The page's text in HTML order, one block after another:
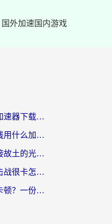
国外加速国内游戏
海外崩坏：星穹铁道加速器下载安装：一份给游子的终极网络指南
境外玩航海王热血航线用什么加速器？2026海外玩家实测最优方案（附欧洲问道堡垒前线加速技巧）
在异国他乡，寻找连接故土的光明大陆免费加速器
在海外玩坦克世界闪击战很卡怎么办？老玩家亲测有效的加速器选择指南
欧洲怎么玩新诛仙不卡顿？一份给海外游子的国服游戏畅玩指南